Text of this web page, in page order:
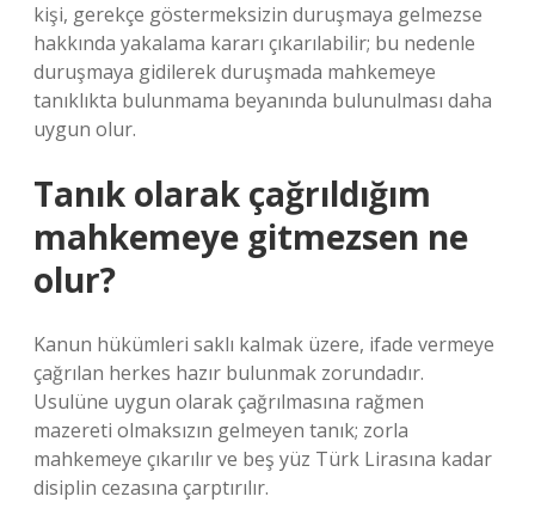
kişi, gerekçe göstermeksizin duruşmaya gelmezse
hakkında yakalama kararı çıkarılabilir; bu nedenle
duruşmaya gidilerek duruşmada mahkemeye
tanıklıkta bulunmama beyanında bulunulması daha
uygun olur.
Tanık olarak çağrıldığım
mahkemeye gitmezsen ne
olur?
Kanun hükümleri saklı kalmak üzere, ifade vermeye
çağrılan herkes hazır bulunmak zorundadır.
Usulüne uygun olarak çağrılmasına rağmen
mazereti olmaksızın gelmeyen tanık; zorla
mahkemeye çıkarılır ve beş yüz Türk Lirasına kadar
disiplin cezasına çarptırılır.